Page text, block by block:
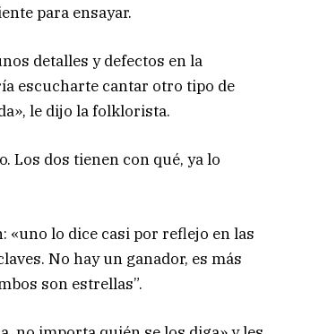
para ensayar.
detalles y defectos en la
escucharte cantar otro tipo de
le dijo la folklorista.
Los dos tienen con qué, ya lo
«uno lo dice casi por reflejo en las
No hay un ganador, es más
son estrellas”.